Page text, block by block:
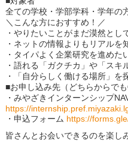
全ての学校・学部学科・学年の
＼こんな方におすすめ！／
・やりたいことがまだ漠然とし
・ネットの情報よりもリアルを
・タイパよく企業研究を進めた
・語れる「ガクチカ」や「スキ
・「自分らしく働ける場所」を
■お申し込み先（どちらからでも
・みやざきインターンシップ
https://
・申込フォーム https://
皆さんとお会いできるのを楽し